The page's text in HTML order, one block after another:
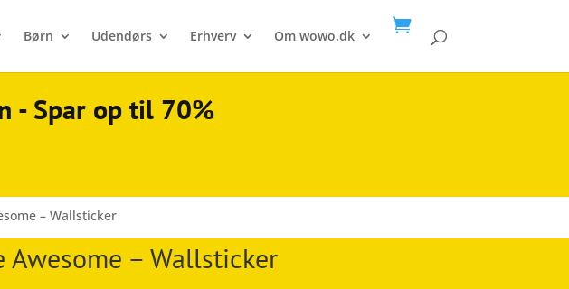
Børn Udendørs Erhverv Om wowo.dk

- Spar op til 70%
– Wallsticker
Awesome – Wallsticker